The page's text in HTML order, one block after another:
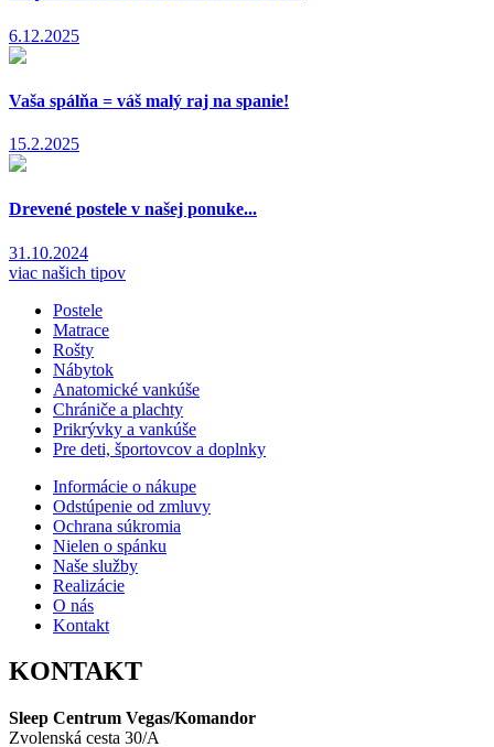
6.12.2025
Vaša spálňa = váš malý raj na spanie!
15.2.2025
Drevené postele v našej ponuke...
31.10.2024
viac našich tipov
Postele
Matrace
Rošty
Nábytok
Anatomické vankúše
Chrániče a plachty
Prikrývky a vankúše
Pre deti, športovcov a doplnky
Informácie o nákupe
Odstúpenie od zmluvy
Ochrana súkromia
Nielen o spánku
Naše služby
Realizácie
O nás
Kontakt
KONTAKT
Sleep Centrum Vegas/Komandor
Zvolenská cesta 30/A